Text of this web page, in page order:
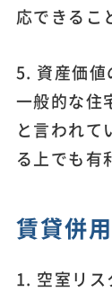
応できるこ
5. 資産価値
一般的な住
と言われて
る上でも有
賃貸併
1. 空室リス